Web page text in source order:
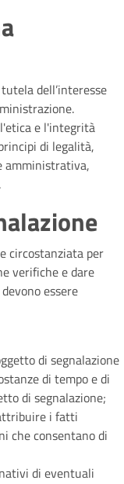
dell’interesse
e l'integrità
di legalità,
amministrativa,
circostanziata per
verifiche e dare
essere
di segnalazione
di tempo e di
di segnalazione;
i fatti
che consentano di
di eventuali